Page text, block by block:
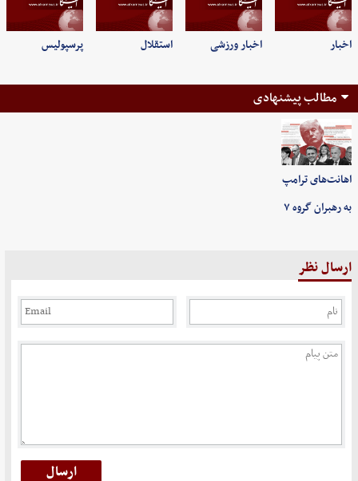
اخبار اخبار ورزشی استقلال پرسپولیس
مطالب پیشنهادی
اهانت‌های ترامپ
به رهبران گروه ۷
ارسال نظر